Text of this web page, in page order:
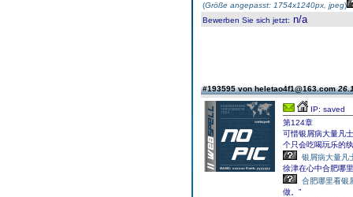
(Größe angepasst: 1754x1240px, jpeg)
Bewerben Sie sich jetzt: n/a
#193595 von heletao4f1@163.com
IP: saved
第124章
可惜银屑病大量凡
个只会吃喝玩乐的
银屑病大量凡
徐津在心中合肥哪
合肥哪里看银
做。”